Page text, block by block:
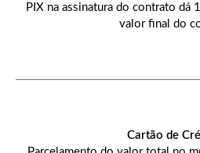
PIX na assinatura do contrato dá
valor final do
Cartão de